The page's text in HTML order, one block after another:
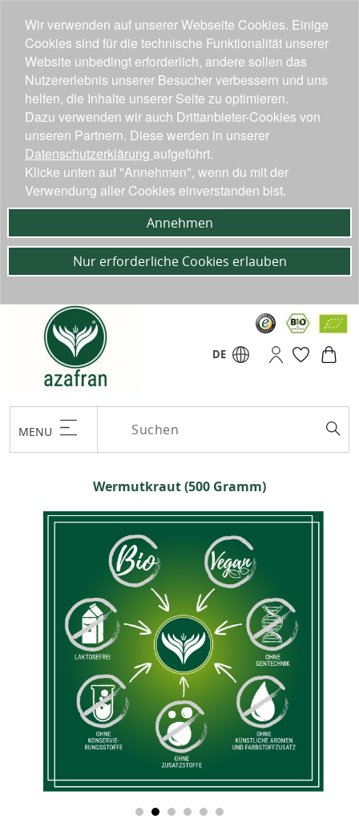
DE
MENU
Wermutkraut (500 Gramm)
Wir verwenden auf unserer Webseite Cookies. Einige
Cookies sind für die technische Funktionalität unserer
Website unbedingt erforderlich, andere sollen das
Nutzererlebnis unserer Besucher verbessern und uns
helfen, die Inhalte unserer Seite zu optimieren.
Dazu verwenden wir auch Drittanbieter-Cookies von
unseren Partnern. Diese werden in unserer
Datenschutzerklärung aufgeführt.
Klicke unten auf "Annehmen", wenn du mit der
Verwendung aller Cookies einverstanden bist.
Annehmen
Nur erforderliche Cookies erlauben